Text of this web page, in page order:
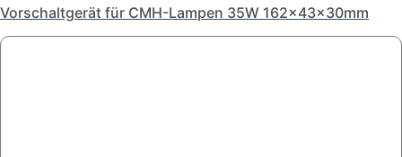
Vorschaltgerät für CMH-Lampen 35W 162x43x30mm